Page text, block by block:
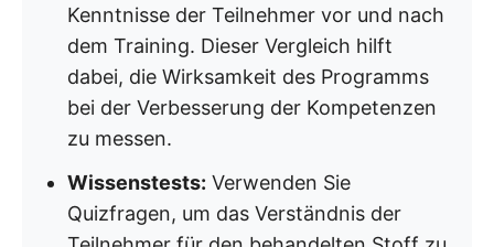
Kenntnisse der Teilnehmer vor und nach
dem Training. Dieser Vergleich hilft
dabei, die Wirksamkeit des Programms
bei der Verbesserung der Kompetenzen
zu messen.
Wissenstests: Verwenden Sie
Quizfragen, um das Verständnis der